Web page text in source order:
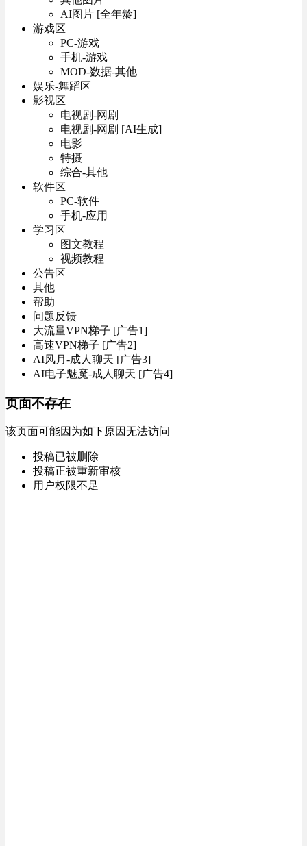
AI图片 [全年龄]
游戏区
PC-游戏
手机-游戏
MOD-数据-其他
娱乐-舞蹈区
影视区
电视剧-网剧
电视剧-网剧 [AI生成]
电影
特摄
综合-其他
软件区
PC-软件
手机-应用
学习区
图文教程
视频教程
公告区
其他
帮助
问题反馈
大流量VPN梯子 [广告1]
高速VPN梯子 [广告2]
AI风月-成人聊天 [广告3]
AI电子魅魔-成人聊天 [广告4]
页面不存在
该页面可能因为如下原因无法访问
投稿已被删除
投稿正被重新审核
用户权限不足